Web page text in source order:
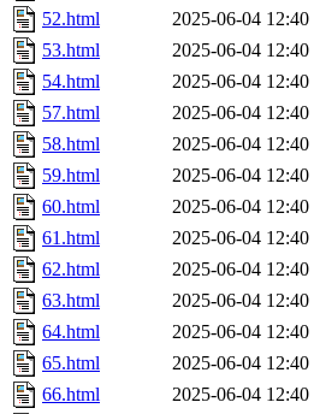
52.html
2025-06-04 12:40
53.html
2025-06-04 12:40
54.html
2025-06-04 12:40
57.html
2025-06-04 12:40
58.html
2025-06-04 12:40
59.html
2025-06-04 12:40
60.html
2025-06-04 12:40
61.html
2025-06-04 12:40
62.html
2025-06-04 12:40
63.html
2025-06-04 12:40
64.html
2025-06-04 12:40
65.html
2025-06-04 12:40
66.html
2025-06-04 12:40